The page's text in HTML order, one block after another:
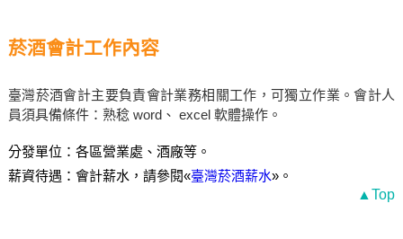
菸酒會計工作內容
臺灣菸酒會計主要負責會計業務相關工作，可獨立作業。會計人
員須具備條件：熟稔 word、 excel 軟體操作。
分發單位：各區營業處、酒廠等。
薪資待遇：會計薪水，請參閱«臺灣菸酒薪水»。
▲Top